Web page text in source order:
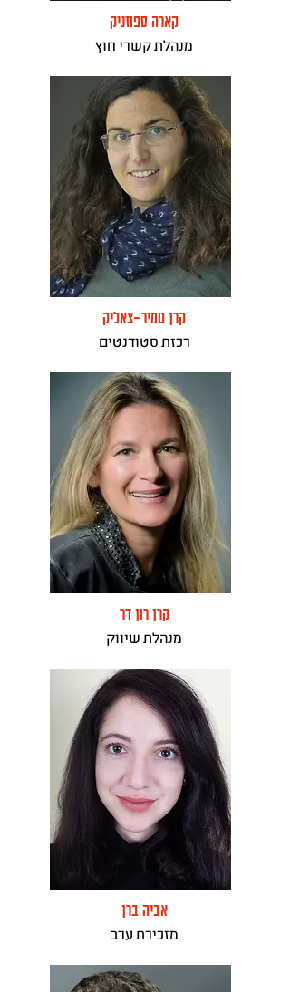
קארה ספוזניק
מנהלת קשרי חוץ
קרן טמיר-צאליק
רכזת סטודנטים
קרן רון דר
מנהלת שיווק
אביה ברן
מזכירת ערב